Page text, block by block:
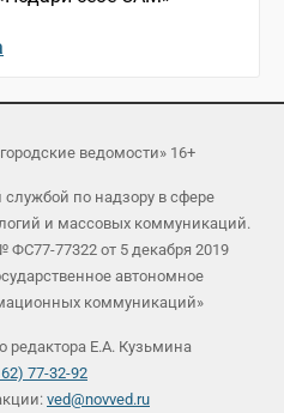
ведомости» 16+
по надзору в сфере
и массовых коммуникаций.
77322 от 5 декабря 2019
автономное
коммуникаций»
редактора Е.А. Кузьмина
77-32-92
ved@novved.ru